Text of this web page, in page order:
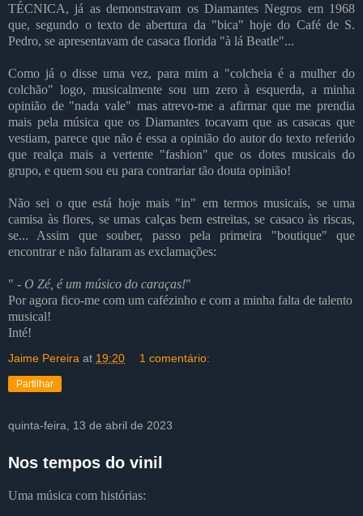
TÉCNICA, já as demonstravam os Diamantes Negros em 1968
que, segundo o texto de abertura da "bica" hoje do Café de S.
Pedro, se apresentavam de casaca florida "à lá Beatle"...
Como já o disse uma vez, para mim a "colcheia é a mulher do
colchão" logo, musicalmente sou um zero à esquerda, a minha
opinião de "nada vale" mas atrevo-me a afirmar que me prendia
mais pela música que os Diamantes tocavam que as casacas que
vestiam, parece que não é essa a opinião do autor do texto referido
que realça mais a vertente "fashion" que os dotes musicais do
grupo, e quem sou eu para contrariar tão douta opinião!
Não sei o que está hoje mais "in" em termos musicais, se uma
camisa às flores, se umas calças bem estreitas, se casaco às riscas,
se... Assim que souber, passo pela primeira "boutique" que
encontrar e não faltaram as exclamações:
" - O Zé, é um músico do caraças!"
Por agora fico-me com um cafézinho e com a minha falta de talento
musical!
Inté!
Jaime Pereira at 19:20 1 comentário:
Partilhar
quinta-feira, 13 de abril de 2023
Nos tempos do vinil
Uma música com histórias: